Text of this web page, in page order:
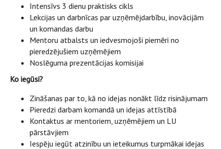
Intensīvs 3 dienu praktisks cikls
Lekcijas un darbnīcas par uzņēmējdarbību, inovācijām
un komandas darbu
Mentoru atbalsts un iedvesmojoši piemēri no
pieredzējušiem uzņēmējiem
Noslēguma prezentācijas komisijai
Ko iegūsi?
Zināšanas par to, kā no idejas nonākt līdz risinājumam
Pieredzi darbam komandā un idejas attīstībā
Kontaktus ar mentoriem, uzņēmējiem un LU
pārstāvjiem
Iespēju iegūt atzinību un ieteikumus turpmākai idejas